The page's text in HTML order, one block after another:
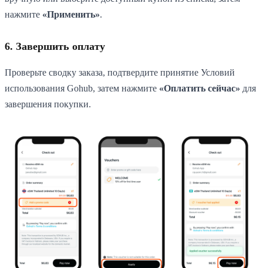
нажмите «Применить».
6. Завершить оплату
Проверьте сводку заказа, подтвердите принятие Условий
использования Gohub, затем нажмите «Оплатить сейчас» для
завершения покупки.